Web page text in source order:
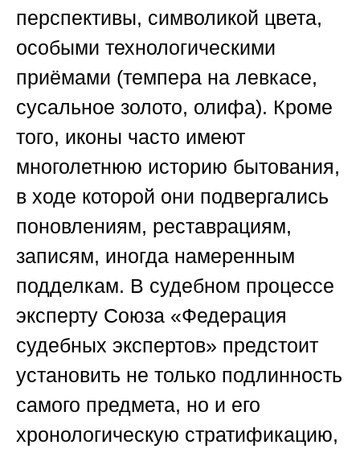
перспективы, символикой цвета,
особыми технологическими
приёмами (темпера на левкасе,
сусальное золото, олифа). Кроме
того, иконы часто имеют
многолетнюю историю бытования,
в ходе которой они подвергались
поновлениям, реставрациям,
записям, иногда намеренным
подделкам. В судебном процессе
эксперту Союза «Федерация
судебных экспертов» предстоит
установить не только подлинность
самого предмета, но и его
хронологическую стратификацию,